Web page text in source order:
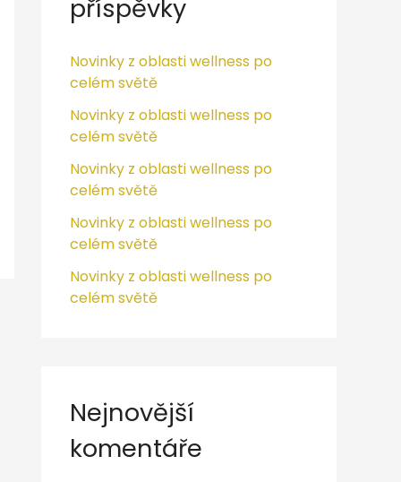
příspěvky
Novinky z oblasti wellness po
celém světě
Novinky z oblasti wellness po
celém světě
Novinky z oblasti wellness po
celém světě
Novinky z oblasti wellness po
celém světě
Novinky z oblasti wellness po
celém světě
Nejnovější
komentáře